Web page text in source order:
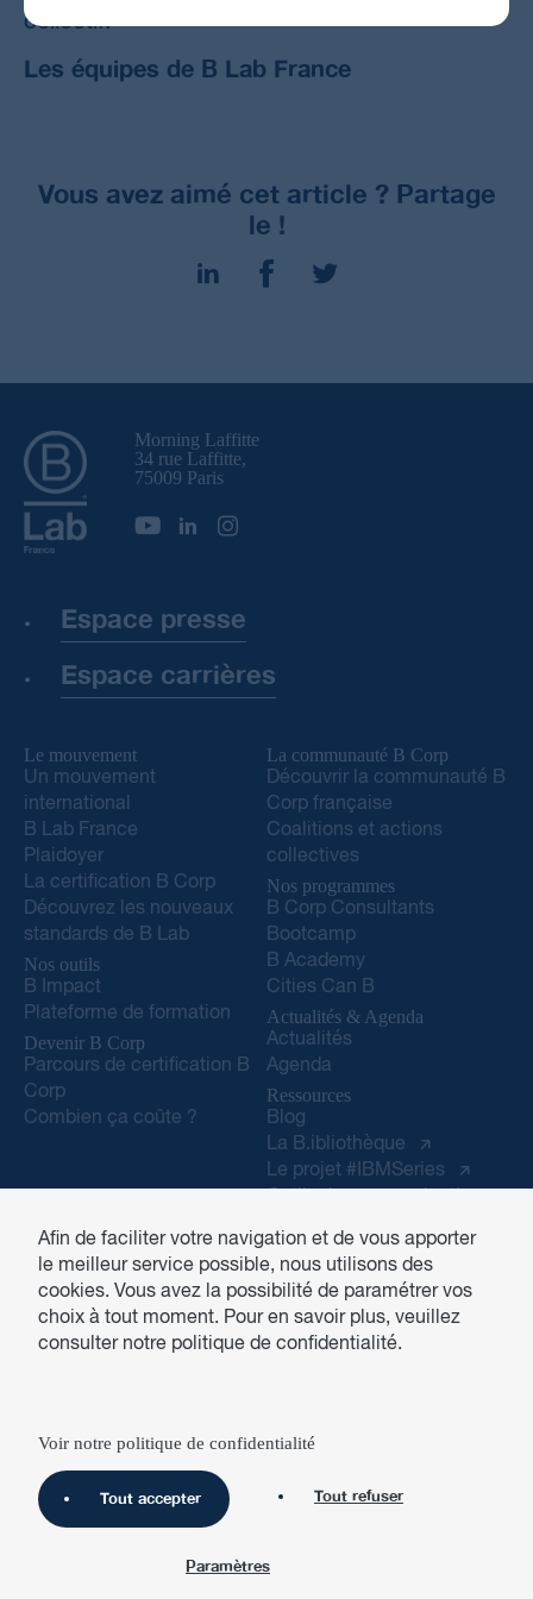
collectif.
Les équipes de B Lab France
Vous avez aimé cet article ? Partage
le !
Morning Laffitte
34 rue Laffitte,
75009 Paris
Espace presse
Espace carrières
Le mouvement
Un mouvement
international
B Lab France
Plaidoyer
La certification B Corp
Découvrez les nouveaux
standards de B Lab
Nos outils
B Impact
Plateforme de formation
Devenir B Corp
Parcours de certification B
Corp
Combien ça coûte ?
La communauté B Corp
Découvrir la communauté B
Corp française
Coalitions et actions
collectives
Nos programmes
B Corp Consultants
Bootcamp
B Academy
Cities Can B
Actualités & Agenda
Actualités
Agenda
Ressources
Blog
La B.ibliothèque
Le projet #IBMSeries
Outils de communication
pour les B Corp
Contact
Espace carrières
Site RGPD compliant
Afin de faciliter votre navigation et de vous apporter
le meilleur service possible, nous utilisons des
cookies. Vous avez la possibilité de paramétrer vos
choix à tout moment. Pour en savoir plus, veuillez
consulter notre politique de confidentialité.
Tout accepter Tout refuser
Paramètres
Voir notre politique de confidentialité